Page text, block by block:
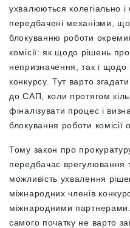
ухвалюються колегіально і
передбачені механізми,
блокуванню роботи
комісії: як щодо рішень
непризначення, так і
конкурсу. Тут варто
до САП, коли протягом
фіналізувати процес і
блокування роботи комісії
Тому закон про
передбачає врегулювання
можливість ухвалення
міжнародних членів
міжнародними
самого початку не варто